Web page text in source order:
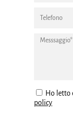
Ho letto
policy